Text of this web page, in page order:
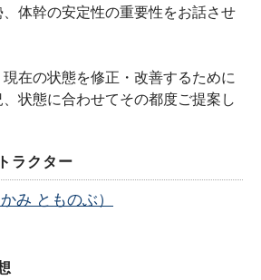
体幹の安定性の重要性をお話させ
在の状態を修正・改善するために
状態に合わせてその都度ご提案し
ラクター
み とものぶ）